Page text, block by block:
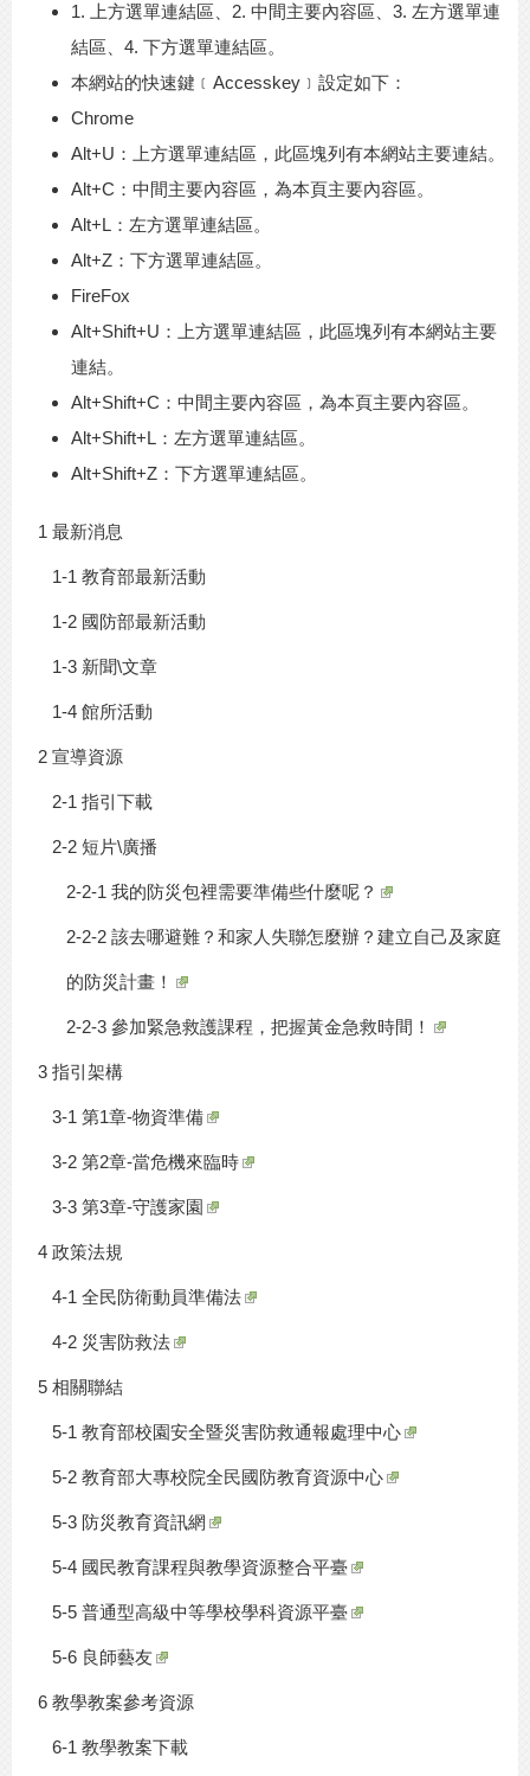
1. 上方選單連結區、2. 中間主要內容區、3. 左方選單連
結區、4. 下方選單連結區。
本網站的快速鍵﹝Accesskey﹞設定如下：
Chrome
Alt+U：上方選單連結區，此區塊列有本網站主要連結。
Alt+C：中間主要內容區，為本頁主要內容區。
Alt+L：左方選單連結區。
Alt+Z：下方選單連結區。
FireFox
Alt+Shift+U：上方選單連結區，此區塊列有本網站主要
連結。
Alt+Shift+C：中間主要內容區，為本頁主要內容區。
Alt+Shift+L：左方選單連結區。
Alt+Shift+Z：下方選單連結區。
1 最新消息
1-1 教育部最新活動
1-2 國防部最新活動
1-3 新聞\文章
1-4 館所活動
2 宣導資源
2-1 指引下載
2-2 短片\廣播
2-2-1 我的防災包裡需要準備些什麼呢？
2-2-2 該去哪避難？和家人失聯怎麼辦？建立自己及家庭
的防災計畫！
2-2-3 參加緊急救護課程，把握黃金急救時間！
3 指引架構
3-1 第1章-物資準備
3-2 第2章-當危機來臨時
3-3 第3章-守護家園
4 政策法規
4-1 全民防衛動員準備法
4-2 災害防救法
5 相關聯結
5-1 教育部校園安全暨災害防救通報處理中心
5-2 教育部大專校院全民國防教育資源中心
5-3 防災教育資訊網
5-4 國民教育課程與教學資源整合平臺
5-5 普通型高級中等學校學科資源平臺
5-6 良師藝友
6 教學教案參考資源
6-1 教學教案下載